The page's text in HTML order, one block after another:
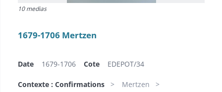
10 medias
1679-1706 Mertzen
Date 1679-1706 Cote EDEPOT/34
Contexte : Confirmations
Mertzen